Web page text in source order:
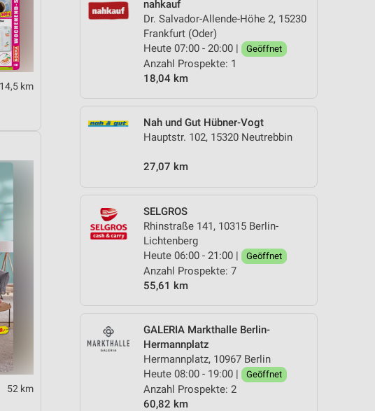
nahkauf
Dr. Salvador-Allende-Höhe 2, 15230
Frankfurt (Oder)
Heute 07:00 - 20:00 |
Geöffnet
Anzahl Prospekte: 1
18,04 km
Nah und Gut Hübner-Vogt
Hauptstr. 102, 15320 Neutrebbin
27,07 km
SELGROS
Rhinstraße 141, 10315 Berlin-
Lichtenberg
Heute 06:00 - 21:00 |
Geöffnet
Anzahl Prospekte: 7
55,61 km
GALERIA Markthalle Berlin-
Hermannplatz
Hermannplatz, 10967 Berlin
Heute 08:00 - 19:00 |
Geöffnet
Anzahl Prospekte: 2
60,82 km
14,5 km
52 km